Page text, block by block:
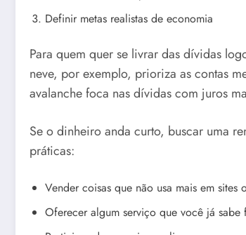
Definir metas realistas de economia
Para quem quer se livrar das dívidas
neve, por exemplo, prioriza as contas
avalanche foca nas dívidas com juros
Se o dinheiro anda curto, buscar uma
práticas:
Vender coisas que não usa mais em sites
Oferecer algum serviço que você já sabe